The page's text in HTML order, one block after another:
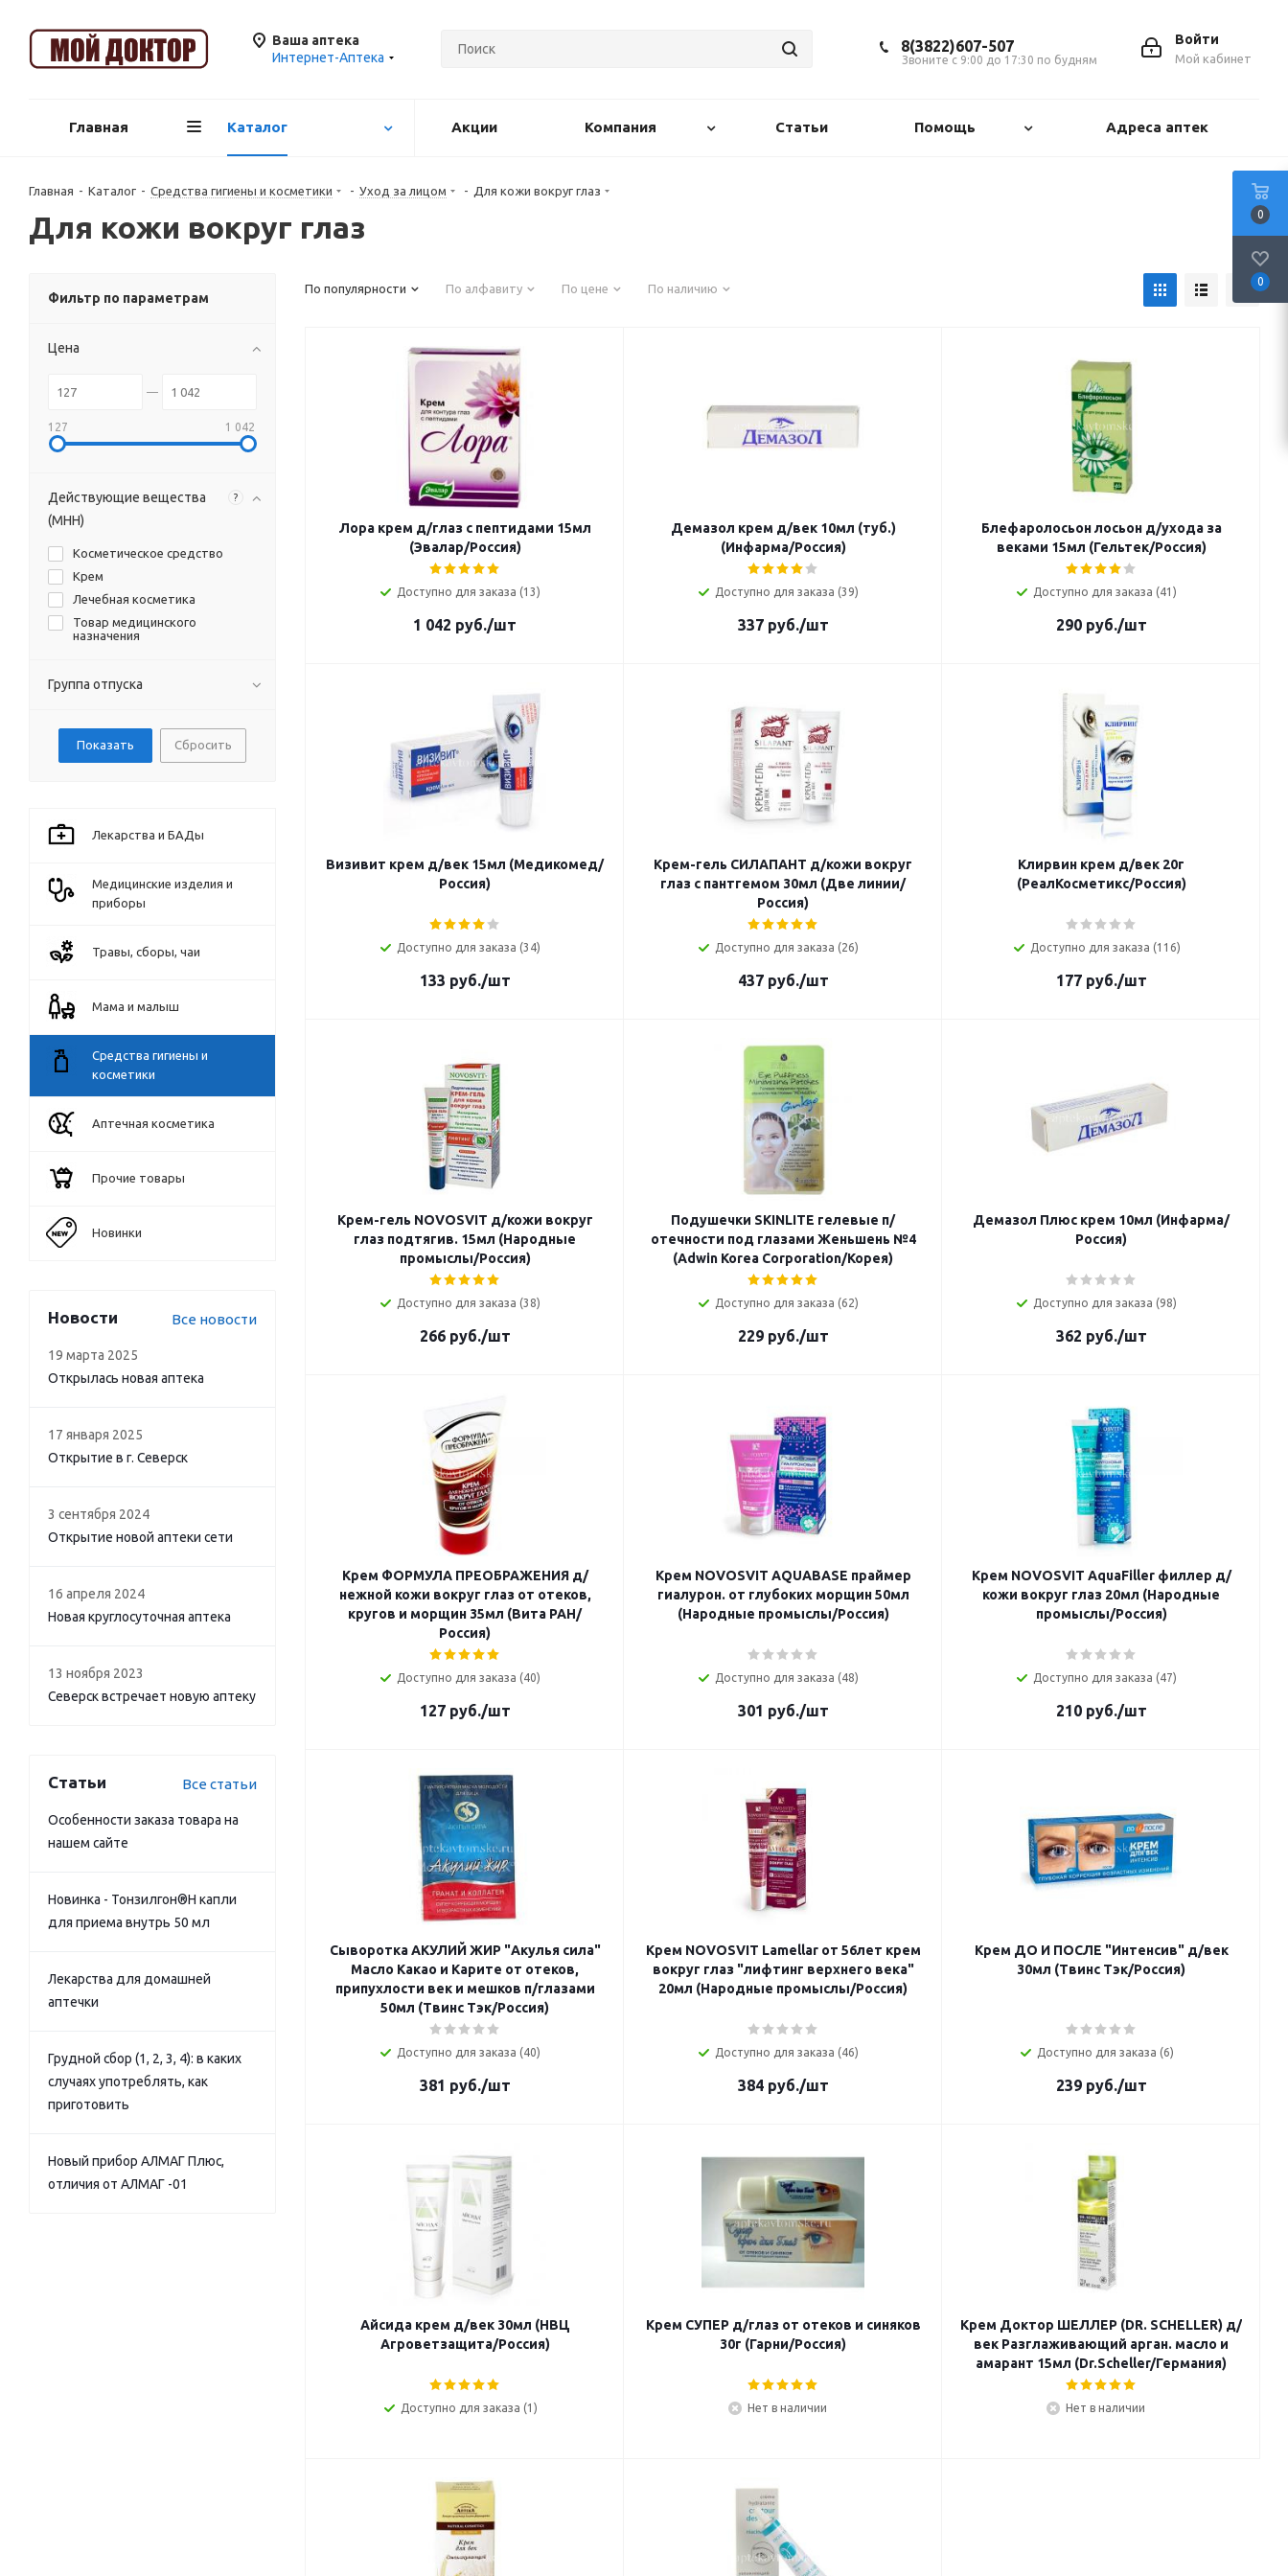
Ваша аптека
Интернет-Аптека
Войти
Мой кабинет
8(3822)607-507
Звоните с 9:00 до 17:30 по будням
Главная Каталог Акции Компания Статьи Помощь Адреса аптек
Главная - Каталог - Средства гигиены и косметики - Уход за лицом - Для кожи вокруг глаз
Для кожи вокруг глаз
По популярности По алфавиту По цене По наличию
Лора крем д/глаз с пептидами 15мл
(Эвалар/Россия)
Доступно для заказа (13)
1 042 руб./шт
Демазол крем д/век 10мл (туб.)
(Инфарма/Россия)
Доступно для заказа (39)
337руб./шт
Блефаролосьон лосьон д/ухода за
веками 15мл (Гельтек/Россия)
Доступно для заказа (41)
290руб./шт
Визивит крем д/век 15мл (Медикомед/
Россия)
Доступно для заказа (34)
133 руб./шт
Крем-гель СИЛАПАНТ д/кожи вокруг
глаз с пантгемом 30мл (Две линии/
Россия)
Доступно для заказа (26)
437руб./шт
Клирвин крем д/век 20г
(РеалКосметикс/Россия)
Доступно для заказа (116)
177руб./шт
Крем-гель NOVOSVIT д/кожи вокруг
глаз подтягив. 15мл (Народные
промыслы/Россия)
Доступно для заказа (38)
266руб./шт
Подушечки SKINLITE гелевые п/
отечности под глазами Женьшень №4
(Adwin Korea Corporation/Корея)
Доступно для заказа (62)
229руб./шт
Демазол Плюс крем 10мл (Инфарма/
Россия)
Доступно для заказа (98)
362 руб./шт
Крем ФОРМУЛА ПРЕОБРАЖЕНИЯ д/
нежной кожи вокруг глаз от отеков,
кругов и морщин 35мл (Вита РАН/
Россия)
Доступно для заказа (40)
127руб./шт
Крем NOVOSVIT AQUABASE праймер
гиалурон. от глубоких морщин 50мл
(Народные промыслы/Россия)
Доступно для заказа (48)
301 руб./шт
Крем NOVOSVIT AquaFiller филлер д/
кожи вокруг глаз 20мл (Народные
промыслы/Россия)
Доступно для заказа (47)
210руб./шт
Сыворотка АКУЛИЙ ЖИР "Акулья сила"
Масло Какао и Карите от отеков,
припухлости век и мешков п/глазами
50мл (Твинс Тэк/Россия)
Доступно для заказа (40)
381 руб./шт
Крем NOVOSVIT Lamellar от 56лет крем
вокруг глаз "лифтинг верхнего века"
20мл (Народные промыслы/Россия)
Доступно для заказа (46)
384руб./шт
Крем ДО И ПОСЛЕ "Интенсив" д/век
30мл (Твинс Тэк/Россия)
Доступно для заказа (6)
239руб./шт
Айсида крем д/век 30мл (НВЦ
Агроветзащита/Россия)
Доступно для заказа (1)
Крем СУПЕР д/глаз от отеков и синяков
30г (Гарни/Россия)
Нет в наличии
Крем Доктор ШЕЛЛЕР (DR. SCHELLER) д/
век Разглаживающий арган. масло и
амарант 15мл (Dr.Scheller/Германия)
Нет в наличии
Фильтр по параметрам
Цена
127 1 042
Действующие вещества
(МНН)
?
Косметическое средство
Крем
Лечебная косметика
Товар медицинского
назначения
Группа отпуска
Сбросить
Лекарства и БАДы
Медицинские изделия и
приборы
Травы, сборы, чаи
Мама и малыш
Средства гигиены и
косметики
Аптечная косметика
Прочие товары
Новинки
Новости Все новости
19 марта 2025
Открылась новая аптека
17 января 2025
Открытие в г. Северск
3 сентября 2024
Открытие новой аптеки сети
16 апреля 2024
Новая круглосуточная аптека
13 ноября 2023
Северск встречает новую аптеку
Статьи Все статьи
Особенности заказа товара на
нашем сайте
Новинка - Тонзилгон®Н капли
для приема внутрь 50 мл
Лекарства для домашней
аптечки
Грудной сбор (1, 2, 3, 4): в каких
случаях употреблять, как
приготовить
Новый прибор АЛМАГ Плюс,
отличия от АЛМАГ -01
0
0